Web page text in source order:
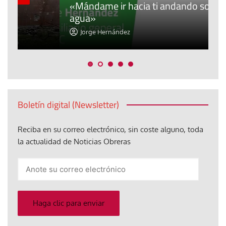
«Mándame ir hacia ti andando sobre el
agua»
Jorge Hernández
Boletín digital (Newsletter)
Reciba en su correo electrónico, sin coste alguno, toda
la actualidad de Noticias Obreras
electrónico
Haga clic para enviar